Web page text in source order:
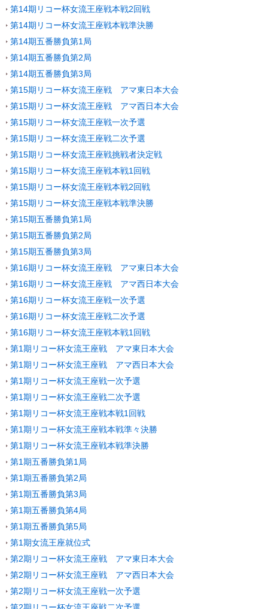
第14期リコー杯女流王座戦本戦2回戦
第14期リコー杯女流王座戦本戦準決勝
第14期五番勝負第1局
第14期五番勝負第2局
第14期五番勝負第3局
第15期リコー杯女流王座戦 アマ東日本大会
第15期リコー杯女流王座戦 アマ西日本大会
第15期リコー杯女流王座戦一次予選
第15期リコー杯女流王座戦二次予選
第15期リコー杯女流王座戦挑戦者決定戦
第15期リコー杯女流王座戦本戦1回戦
第15期リコー杯女流王座戦本戦2回戦
第15期リコー杯女流王座戦本戦準決勝
第15期五番勝負第1局
第15期五番勝負第2局
第15期五番勝負第3局
第16期リコー杯女流王座戦 アマ東日本大会
第16期リコー杯女流王座戦 アマ西日本大会
第16期リコー杯女流王座戦一次予選
第16期リコー杯女流王座戦二次予選
第16期リコー杯女流王座戦本戦1回戦
第1期リコー杯女流王座戦 アマ東日本大会
第1期リコー杯女流王座戦 アマ西日本大会
第1期リコー杯女流王座戦一次予選
第1期リコー杯女流王座戦二次予選
第1期リコー杯女流王座戦本戦1回戦
第1期リコー杯女流王座戦本戦準々決勝
第1期リコー杯女流王座戦本戦準決勝
第1期五番勝負第1局
第1期五番勝負第2局
第1期五番勝負第3局
第1期五番勝負第4局
第1期五番勝負第5局
第1期女流王座就位式
第2期リコー杯女流王座戦 アマ東日本大会
第2期リコー杯女流王座戦 アマ西日本大会
第2期リコー杯女流王座戦一次予選